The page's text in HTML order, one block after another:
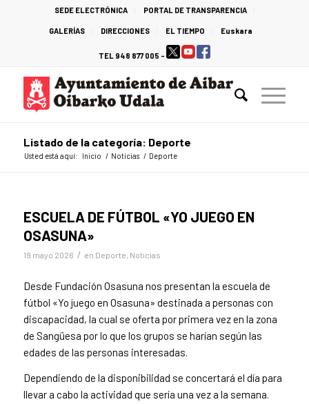
SEDE ELECTRÓNICA PORTAL DE TRANSPARENCIA
GALERÍAS DIRECCIONES EL TIEMPO Euskara
TEL 948 877 005 -
Listado de la categoría: Deporte
Usted está aquí: Inicio / Noticias / Deporte
ESCUELA DE FÚTBOL «YO JUEGO EN
OSASUNA»
19 mayo 2026 / en Deporte, Noticias
Desde Fundación Osasuna nos presentan la escuela de
fútbol «Yo juego en Osasuna» destinada a personas con
discapacidad, la cual se oferta por primera vez en la zona
de Sangüesa por lo que los grupos se harían según las
edades de las personas interesadas.
Dependiendo de la disponibilidad se concertará el día para
llevar a cabo la actividad que sería una vez a la semana.